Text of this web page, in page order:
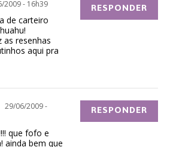
2009 - 16h39
de carteiro
as resenhas
aqui pra
RESPONDER
29/06/2009 -
que fofo e
ainda bem que
RESPONDER